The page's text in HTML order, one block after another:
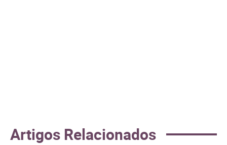
Artigos Relacionados